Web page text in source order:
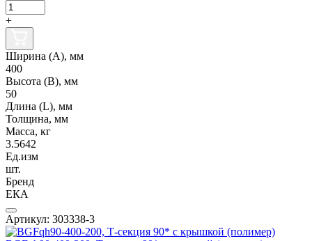
+
Ширина (А), мм
400
Высота (В), мм
50
Длина (L), мм
Толщина, мм
Масса, кг
3.5642
Ед.изм
шт.
Бренд
ЕКА
Артикул: 303338-3